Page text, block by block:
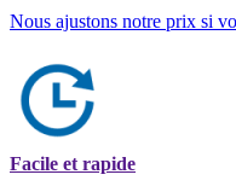
Nous ajustons notre prix si
Facile et rapide